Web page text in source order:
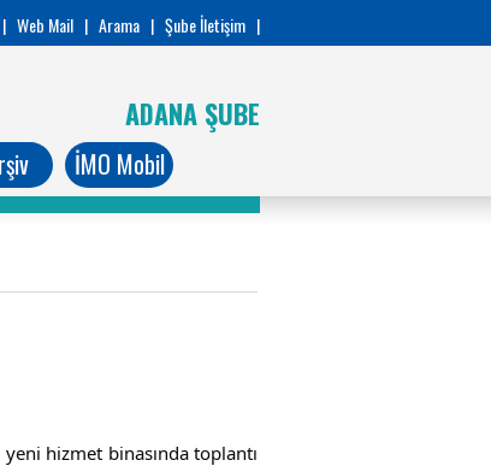
| Web Mail | Arama | Şube İletişim |
ADANA ŞUBE
İMO Mobil
hizmet binasında toplantı